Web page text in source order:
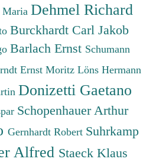
Maria Dehmel Richard
Burckhardt Carl Jakob
Barlach Ernst Schumann
Ernst Moritz Löns Hermann
Donizetti Gaetano
Schopenhauer Arthur
Gernhardt Robert Suhrkamp
Alfred Staeck Klaus